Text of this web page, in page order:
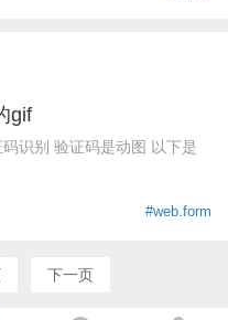
gif
识别 验证码是动图 以下是
#web.form
下一页